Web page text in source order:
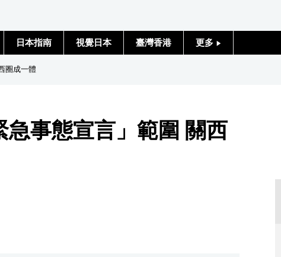
日本指南 視覺日本 臺灣香港 更多
政治外交
圈成一體
急事態宣言」範圍 關西